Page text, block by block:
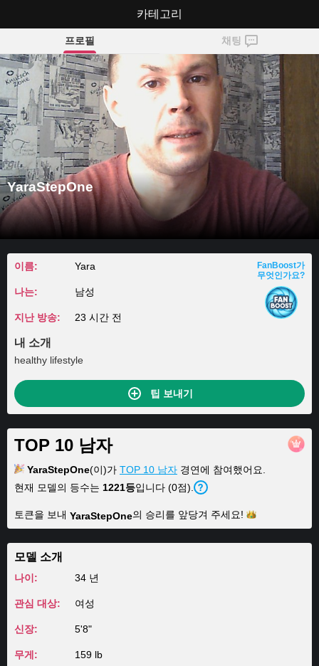
YaraStepOne
프로필 채팅
YaraStepOne
이름: Yara
나는: 남성
지난 방송: 23 시간 전
FanBoost가
무엇인가요?
내 소개
healthy lifestyle
팁 보내기
TOP 10 남자
YaraStepOne(이)가 TOP 10 남자 경연에 참여했어요.
현재 모델의 등수는 1221등입니다 (0점).
토큰을 보내 YaraStepOne의 승리를 앞당겨 주세요!
모델 소개
나이: 34 년
관심 대상: 여성
신장: 5'8"
무게: 159 lb
카테고리